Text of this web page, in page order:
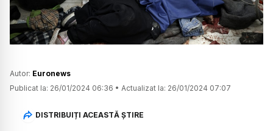
Autor: Euronews
Publicat la: 26/01/2024 06:36 • Actualizat la: 26/01/2024 07:07
DISTRIBUIȚI ACEASTĂ ȘTIRE